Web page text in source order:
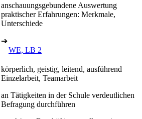
anschauungsgebundene Auswertung
praktischer Erfahrungen: Merkmale,
Unterschiede
➔
WE, LB 2
körperlich, geistig, leitend, ausführend
Einzelarbeit, Teamarbeit
an Tätigkeiten in der Schule verdeutlichen
Befragung durchführen